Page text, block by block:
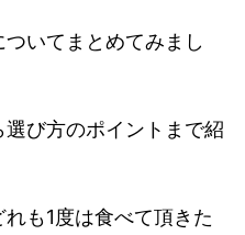
いてまとめてみまし
び方のポイントまで紹
も1度は食べて頂きた